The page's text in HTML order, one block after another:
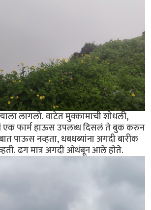
लागलो. वाटेत मुक्कामाची शोधली,
फार्म हाऊस उपलब्ध दिसलं ते बुक करुन
पाऊस नव्हता, धबधब्यांना अगदी बारीक
ढग मात्र अगदी ओथंबून आले होते.